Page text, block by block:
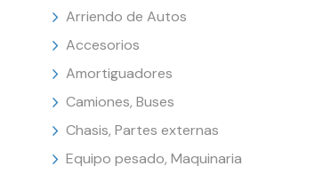
Arriendo de Autos
Accesorios
Amortiguadores
Camiones, Buses
Chasis, Partes externas
Equipo pesado, Maquinaria